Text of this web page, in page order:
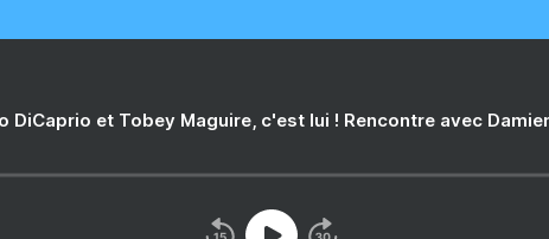
DiCaprio et Tobey Maguire, c'est lui ! Rencontre avec